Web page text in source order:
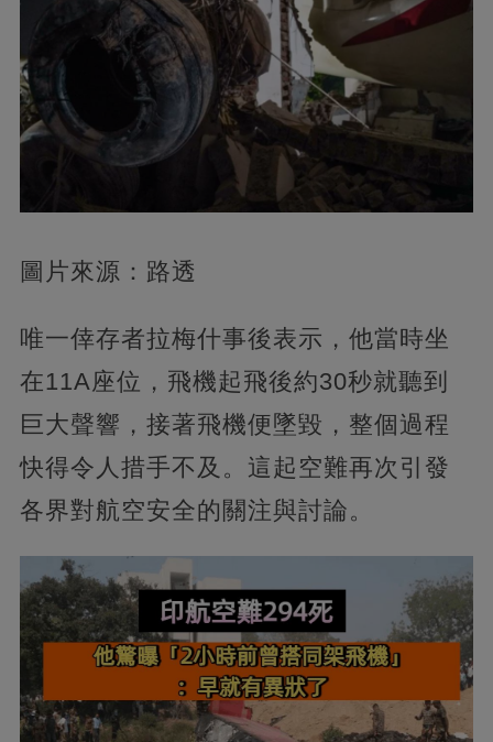
圖片來源：路透
唯一倖存者拉梅什事後表示，他當時坐
在11A座位，飛機起飛後約30秒就聽到
巨大聲響，接著飛機便墜毀，整個過程
快得令人措手不及。這起空難再次引發
各界對航空安全的關注與討論。